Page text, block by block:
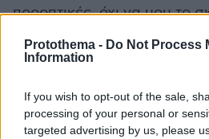
Protothema - Do Not Process
Information
If you wish to opt-out of the sale,
processing of your personal or
targeted advertising by us, please
προοπτικές, όχι να μου το
οποιοσδήποτε αλήτης. Τι
κουράγιο στον εαυτό μου
σερβίτσιο στο τραπέζι
της» πρόσθεσε.